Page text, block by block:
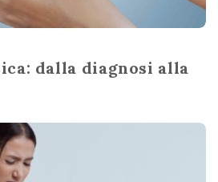
dalla diagnosi alla